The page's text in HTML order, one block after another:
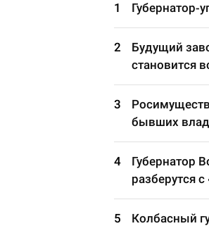
Губернатор-
Будущий
становится
бывших
Губернатор
разберутся
Колбасный